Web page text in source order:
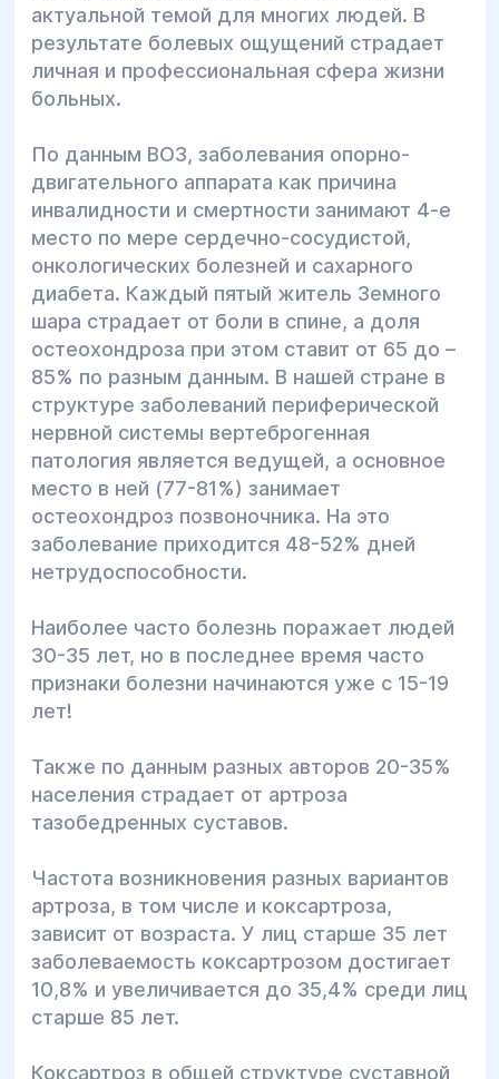
актуальной темой для многих людей. В
результате болевых ощущений страдает
личная и профессиональная сфера жизни
больных.
По данным ВОЗ, заболевания опорно-
двигательного аппарата как причина
инвалидности и смертности занимают 4-е
место по мере сердечно-сосудистой,
онкологических болезней и сахарного
диабета. Каждый пятый житель Земного
шара страдает от боли в спине, а доля
остеохондроза при этом ставит от 65 до –
85% по разным данным. В нашей стране в
структуре заболеваний периферической
нервной системы вертеброгенная
патология является ведущей, а основное
место в ней (77-81%) занимает
остеохондроз позвоночника. На это
заболевание приходится 48-52% дней
нетрудоспособности.
Наиболее часто болезнь поражает людей
30-35 лет, но в последнее время часто
признаки болезни начинаются уже с 15-19
лет!
Также по данным разных авторов 20-35%
населения страдает от артроза
тазобедренных суставов.
Частота возникновения разных вариантов
артроза, в том числе и коксартроза,
зависит от возраста. У лиц старше 35 лет
заболеваемость коксартрозом достигает
10,8% и увеличивается до 35,4% среди лиц
старше 85 лет.
Коксартроз в общей структуре суставной